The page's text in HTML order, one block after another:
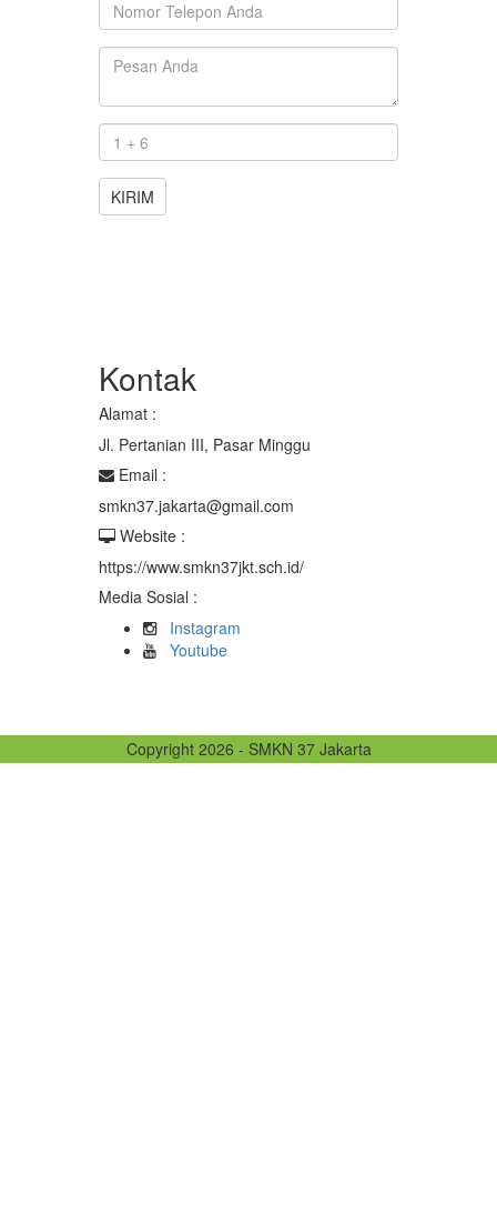
KIRIM
Kontak
Alamat :
Jl. Pertanian III, Pasar Minggu
Email :
smkn37.jakarta@gmail.com
Website :
https://www.smkn37jkt.sch.id/
Media Sosial :
Instagram
Youtube
Copyright 2026 - SMKN 37 Jakarta